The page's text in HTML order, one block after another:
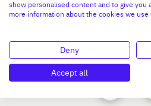
>2 M€ et <= 5 M€
show personalised content and to give you
more information about the cookies we use
Deny
Accept all